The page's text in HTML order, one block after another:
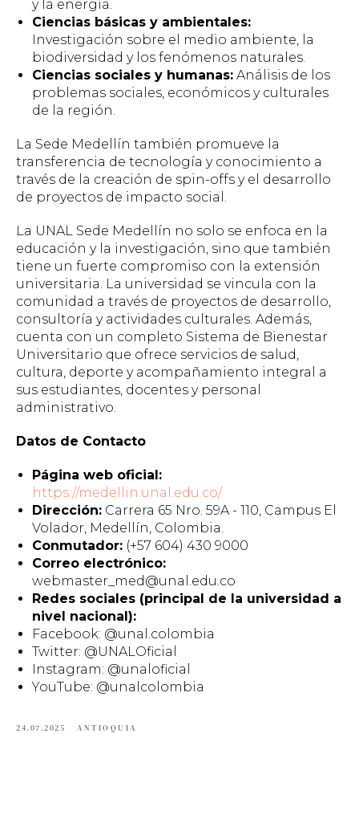
y la energía.
Ciencias básicas y ambientales:
Investigación sobre el medio ambiente, la
biodiversidad y los fenómenos naturales.
Ciencias sociales y humanas: Análisis de los
problemas sociales, económicos y culturales
de la región.
La Sede Medellín también promueve la
transferencia de tecnología y conocimiento a
través de la creación de spin-offs y el desarrollo
de proyectos de impacto social.
La UNAL Sede Medellín no solo se enfoca en la
educación y la investigación, sino que también
tiene un fuerte compromiso con la extensión
universitaria. La universidad se vincula con la
comunidad a través de proyectos de desarrollo,
consultoría y actividades culturales. Además,
cuenta con un completo Sistema de Bienestar
Universitario que ofrece servicios de salud,
cultura, deporte y acompañamiento integral a
sus estudiantes, docentes y personal
administrativo.
Datos de Contacto
Página web oficial:
https://medellin.unal.edu.co/
Dirección: Carrera 65 Nro. 59A - 110, Campus El
Volador, Medellín, Colombia.
Conmutador: (+57 604) 430 9000
Correo electrónico:
webmaster_med@unal.edu.co
Redes sociales (principal de la universidad a
nivel nacional):
Facebook: @unal.colombia
Twitter: @UNALOficial
Instagram: @unaloficial
YouTube: @unalcolombia
24.07.2025 ANTIOQUIA